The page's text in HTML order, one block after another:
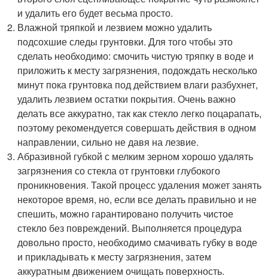
и удалить его будет весьма просто.
Влажной тряпкой и лезвием можно удалить
подсохшие следы грунтовки. Для того чтобы это
сделать необходимо: смочить чистую тряпку в воде и
приложить к месту загрязнения, подождать несколько
минут пока грунтовка под действием влаги разбухнет,
удалить лезвием остатки покрытия. Очень важно
делать все аккуратно, так как стекло легко поцарапать,
поэтому рекомендуется совершать действия в одном
направлении, сильно не давя на лезвие.
Абразивной губкой с мелким зерном хорошо удалять
загрязнения со стекла от грунтовки глубокого
проникновения. Такой процесс удаления может занять
некоторое время, но, если все делать правильно и не
спешить, можно гарантировано получить чистое
стекло без повреждений. Выполняется процедура
довольно просто, необходимо смачивать губку в воде
и прикладывать к месту загрязнения, затем
аккуратным движением очищать поверхность.